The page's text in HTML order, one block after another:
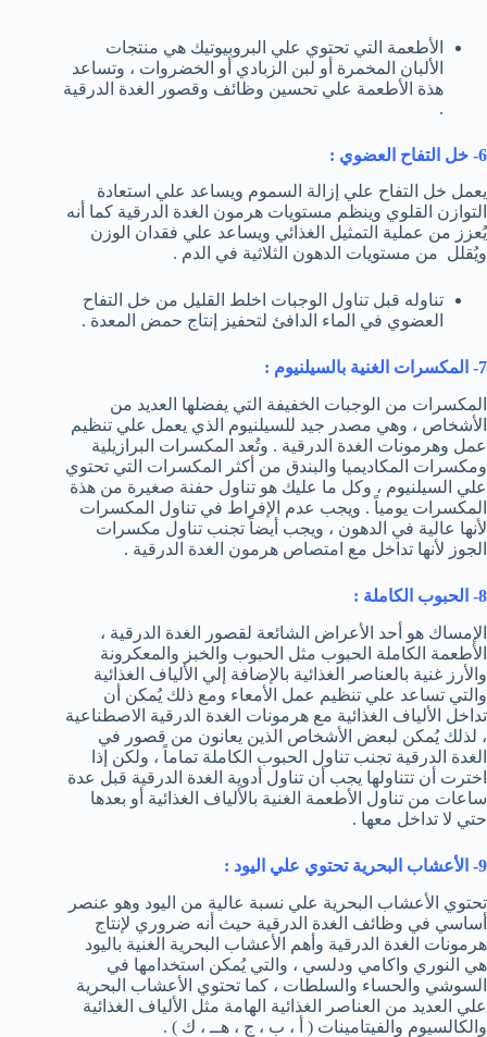
الأطعمة التي تحتوي علي البروبيوتيك هي منتجات
الألبان المخمرة أو لبن الزبادي أو الخضروات ، وتساعد
هذة الأطعمة علي تحسين وظائف وقصور الغدة الدرقية
.
6- خل التفاح العضوي :
يعمل خل التفاح علي إزالة السموم ويساعد علي استعادة
التوازن القلوي وينظم مستويات هرمون الغدة الدرقية كما أنه
يُعزز من عملية التمثيل الغذائي ويساعد علي فقدان الوزن
ويُقلل من مستويات الدهون الثلاثية في الدم .
تناوله قبل تناول الوجبات اخلط القليل من خل التفاح
العضوي في الماء الدافئ لتحفيز إنتاج حمض المعدة .
7- المكسرات الغنية بالسيلنيوم :
المكسرات من الوجبات الخفيفة التي يفضلها العديد من
الأشخاص ، وهي مصدر جيد للسيلنيوم الذي يعمل علي تنظيم
عمل وهرمونات الغدة الدرقية . وتُعد المكسرات البرازيلية
ومكسرات المكاديميا والبندق من أكثر المكسرات التي تحتوي
علي السيلنيوم ، وكل ما عليك هو تناول حفنة صغيرة من هذة
المكسرات يومياً . ويجب عدم الإفراط في تناول المكسرات
لأنها عالية في الدهون ، ويجب أيضاً تجنب تناول مكسرات
الجوز لأنها تداخل مع امتصاص هرمون الغدة الدرقية .
8- الحبوب الكاملة :
الإمساك هو أحد الأعراض الشائعة لقصور الغدة الدرقية ،
الأطعمة الكاملة الحبوب مثل الحبوب والخبز والمعكرونة
والأرز غنية بالعناصر الغذائية بالإضافة إلي الألياف الغذائية
والتي تساعد علي تنظيم عمل الأمعاء ومع ذلك يُمكن أن
تداخل الألياف الغذائية مع هرمونات الغدة الدرقية الاصطناعية
، لذلك يُمكن لبعض الأشخاص الذين يعانون من قصور في
الغدة الدرقية تجنب تناول الحبوب الكاملة تماماً ، ولكن إذا
اخترت أن تتناولها يجب أن تناول أدوية الغدة الدرقية قبل عدة
ساعات من تناول الأطعمة الغنية بالألياف الغذائية أو بعدها
حتي لا تداخل معها .
9- الأعشاب البحرية تحتوي علي اليود :
تحتوي الأعشاب البحرية علي نسبة عالية من اليود وهو عنصر
أساسي في وظائف الغدة الدرقية حيث أنه ضروري لإنتاج
هرمونات الغدة الدرقية وأهم الأعشاب البحرية الغنية باليود
هي النوري واكامي ودلسي ، والتي يُمكن استخدامها في
السوشي والحساء والسلطات ، كما تحتوي الأعشاب البحرية
علي العديد من العناصر الغذائية الهامة مثل الألياف الغذائية
والكالسيوم والفيتامينات ( أ ، ب ، ج ، هــ ، ك ) .